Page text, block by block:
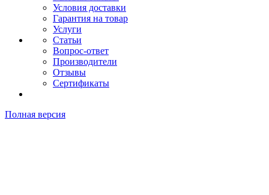
Условия доставки
Гарантия на товар
Услуги
Статьи
Вопрос-ответ
Производители
Отзывы
Сертификаты
Полная версия